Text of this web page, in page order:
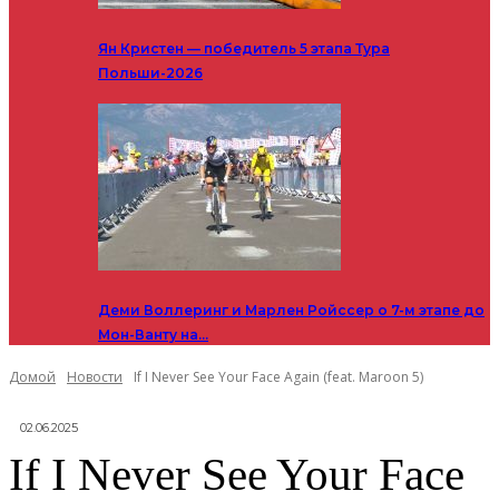
Ян Кристен — победитель 5 этапа Тура
Польши-2026
Деми Воллеринг и Марлен Ройссер о 7-м этапе до
Мон-Ванту на…
Домой Новости If I Never See Your Face Again (feat. Maroon 5)
02.06.2025
If I Never See Your Face